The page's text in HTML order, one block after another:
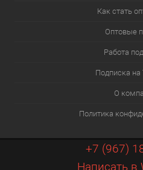
Как стать
Оптовые
Работа
Подписка на
О
Политика
+7 (967)
Написать в